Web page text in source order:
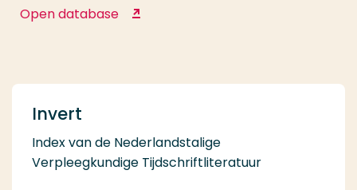
Open database Hogeschool Rotterdam WorldCat
Invert
Index van de Nederlandstalige
Verpleegkundige Tijdschriftliteratuur